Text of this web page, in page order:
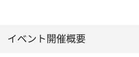
イベント開催概要